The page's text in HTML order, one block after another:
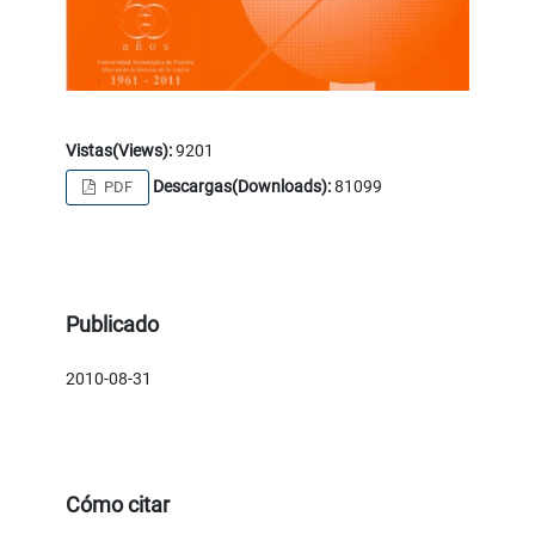
Vistas(Views):9201
PDF Descargas(Downloads):81099
Publicado
2010-08-31
Cómo citar